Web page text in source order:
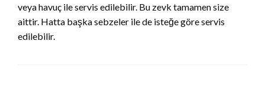
veya havuç ile servis edilebilir. Bu zevk tamamen size
aittir. Hatta başka sebzeler ile de isteğe göre servis
edilebilir.